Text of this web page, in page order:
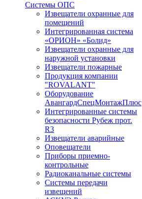
Системы ОПС
Извещатели охранные для
помещений
Интегрированная система
«ОРИОН» «Болид»
Извещатели охранные для
наружной установки
Извещатели пожарные
Продукция компании
"ROVALANT"
Оборудование
АвангардСпецМонтажПлюс
Интегрированные системы
безопасности Рубеж прот.
R3
Извещатели аварийные
Оповещатели
Приборы приемно-
контрольные
Радиоканальные системы
Системы передачи
извещений